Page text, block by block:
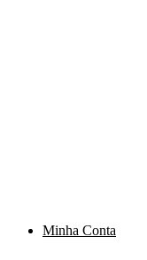
Minha Conta